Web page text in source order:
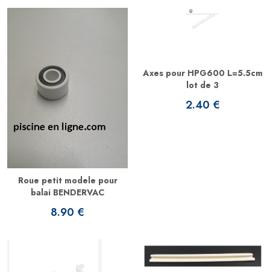
Roue petit modele pour
balai BENDERVAC
8.90 €
Axes pour HPG600 L=5.5cm
lot de 3
2.40 €